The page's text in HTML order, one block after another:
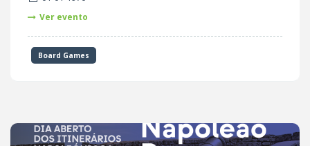
Ver evento
Board Games